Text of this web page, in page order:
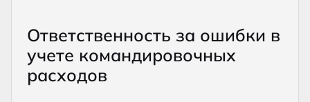
Ответственность за ошибки в
учете командировочных
расходов